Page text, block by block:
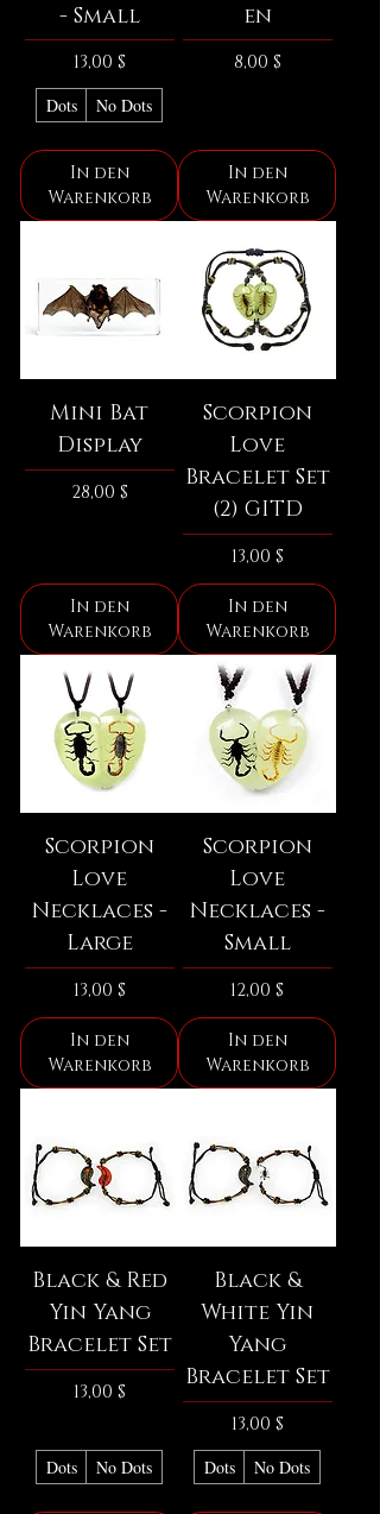
- Small
Preis
13,00 $
Dots
No Dots
In den
Warenkorb
en
Preis
8,00 $
In den
Warenkorb
Mini Bat
Display
Preis
28,00 $
In den
Warenkorb
Scorpion
Love
Bracelet Set
(2) GITD
Preis
13,00 $
In den
Warenkorb
Scorpion
Love
Necklaces -
Large
Preis
13,00 $
In den
Warenkorb
Scorpion
Love
Necklaces -
Small
Preis
12,00 $
In den
Warenkorb
Black & Red
Yin Yang
Bracelet Set
Preis
13,00 $
Dots No Dots
Black &
White Yin
Yang
Bracelet Set
Preis
13,00 $
Dots
No Dots